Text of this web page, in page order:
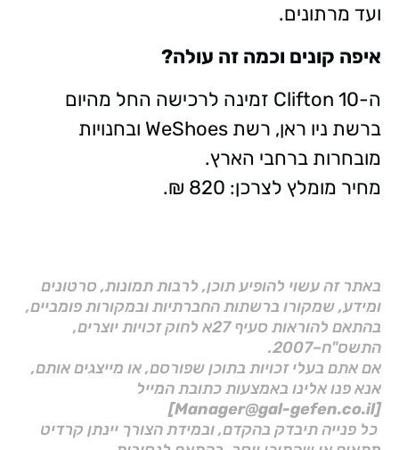
ועד מרתונים.
איפה קונים וכמה זה עולה?
ה-Clifton 10 זמינה לרכישה החל מהיום
ברשת ניו ראן, רשת WeShoes ובחנויות
מובחרות ברחבי הארץ.
מחיר מומלץ לצרכן: 820 ₪.
באתר זה עשוי להופיע תוכן, לרבות תמונות, סרטונים
ומידע, שמקורו ברשתות החברתיות ובמקורות פומביים,
בהתאם להוראות סעיף 27א לחוק זכויות יוצרים,
התשס"ח–2007.
אם אתם בעלי זכויות בתוכן שפורסם, או מייצגים אותם,
אנא פנו אלינו באמצעות כתובת המייל
[Manager@gal-gefen.co.il]
כל פנייה תיבדק בהקדם, ובמידת הצורך יינתן קרדיט